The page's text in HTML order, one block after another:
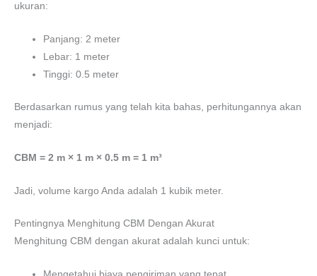
ukuran:
Panjang: 2 meter
Lebar: 1 meter
Tinggi: 0.5 meter
Berdasarkan rumus yang telah kita bahas, perhitungannya akan
menjadi:
CBM = 2 m × 1 m × 0.5 m = 1 m³
Jadi, volume kargo Anda adalah 1 kubik meter.
Pentingnya Menghitung CBM Dengan Akurat
Menghitung CBM dengan akurat adalah kunci untuk: